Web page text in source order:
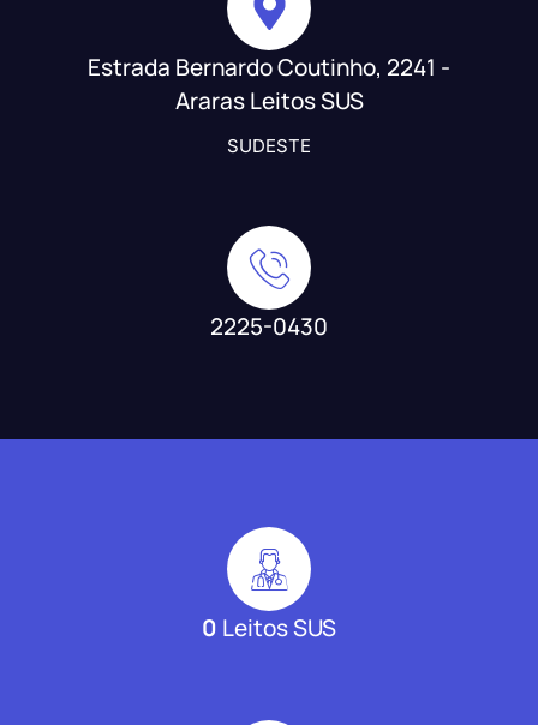
Estrada Bernardo Coutinho, 2241 -
Araras Leitos SUS
SUDESTE
2225-0430
0 Leitos SUS